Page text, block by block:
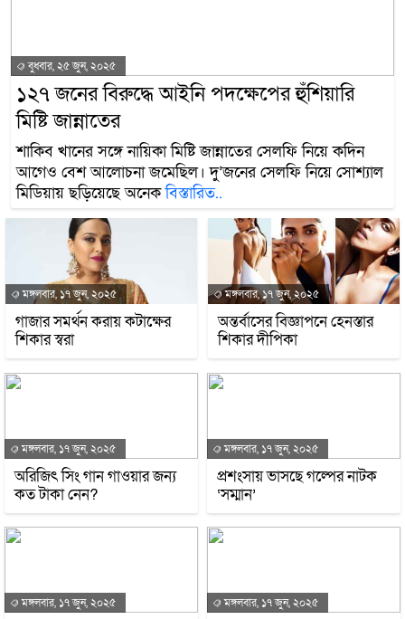
বুধবার, ২৫ জুন, ২০২৫
১২৭ জনের বিরুদ্ধে আইনি পদক্ষেপের হুঁশিয়ারি
মিষ্টি জান্নাতের
শাকিব খানের সঙ্গে নায়িকা মিষ্টি জান্নাতের সেলফি নিয়ে কদিন
আগেও বেশ আলোচনা জমেছিল। দু’জনের সেলফি নিয়ে সোশ্যাল
মিডিয়ায় ছড়িয়েছে অনেকবিস্তারিত..
মঙ্গলবার, ১৭ জুন, ২০২৫
গাজার সমর্থন করায় কটাক্ষের
শিকার স্বরা
মঙ্গলবার, ১৭ জুন, ২০২৫
অন্তর্বাসের বিজ্ঞাপনে হেনস্তার
শিকার দীপিকা
মঙ্গলবার, ১৭ জুন, ২০২৫
অরিজিৎ সিং গান গাওয়ার জন্য
কত টাকা নেন?
মঙ্গলবার, ১৭ জুন, ২০২৫
প্রশংসায় ভাসছে গল্পের নাটক
‘সম্মান’
মঙ্গলবার, ১৭ জুন, ২০২৫ মঙ্গলবার, ১৭ জুন, ২০২৫